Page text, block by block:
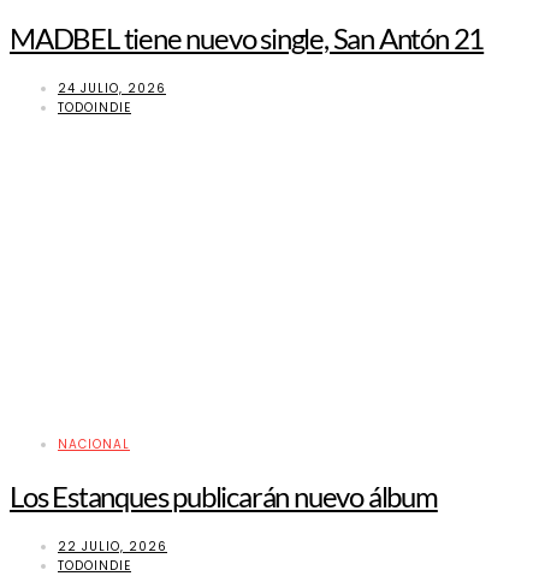
MADBEL tiene nuevo single, San Antón 21
24 JULIO, 2026
TODOINDIE
NACIONAL
Los Estanques publicarán nuevo álbum
22 JULIO, 2026
TODOINDIE